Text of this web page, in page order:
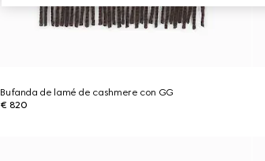
Bufanda de lamé de cashmere con GG
€ 820